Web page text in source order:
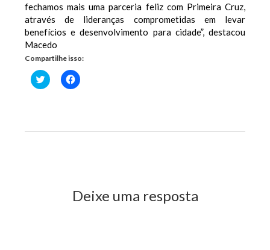
fechamos mais uma parceria feliz com Primeira Cruz,
através de lideranças comprometidas em levar
benefícios e desenvolvimento para cidade”, destacou
Macedo
Compartilhe isso:
Clique
para
janela)
Clique
para
janela)
Deixe uma resposta